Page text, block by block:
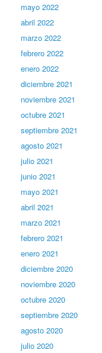
mayo 2022
abril 2022
marzo 2022
febrero 2022
enero 2022
diciembre 2021
noviembre 2021
octubre 2021
septiembre 2021
agosto 2021
julio 2021
junio 2021
mayo 2021
abril 2021
marzo 2021
febrero 2021
enero 2021
diciembre 2020
noviembre 2020
octubre 2020
septiembre 2020
agosto 2020
julio 2020